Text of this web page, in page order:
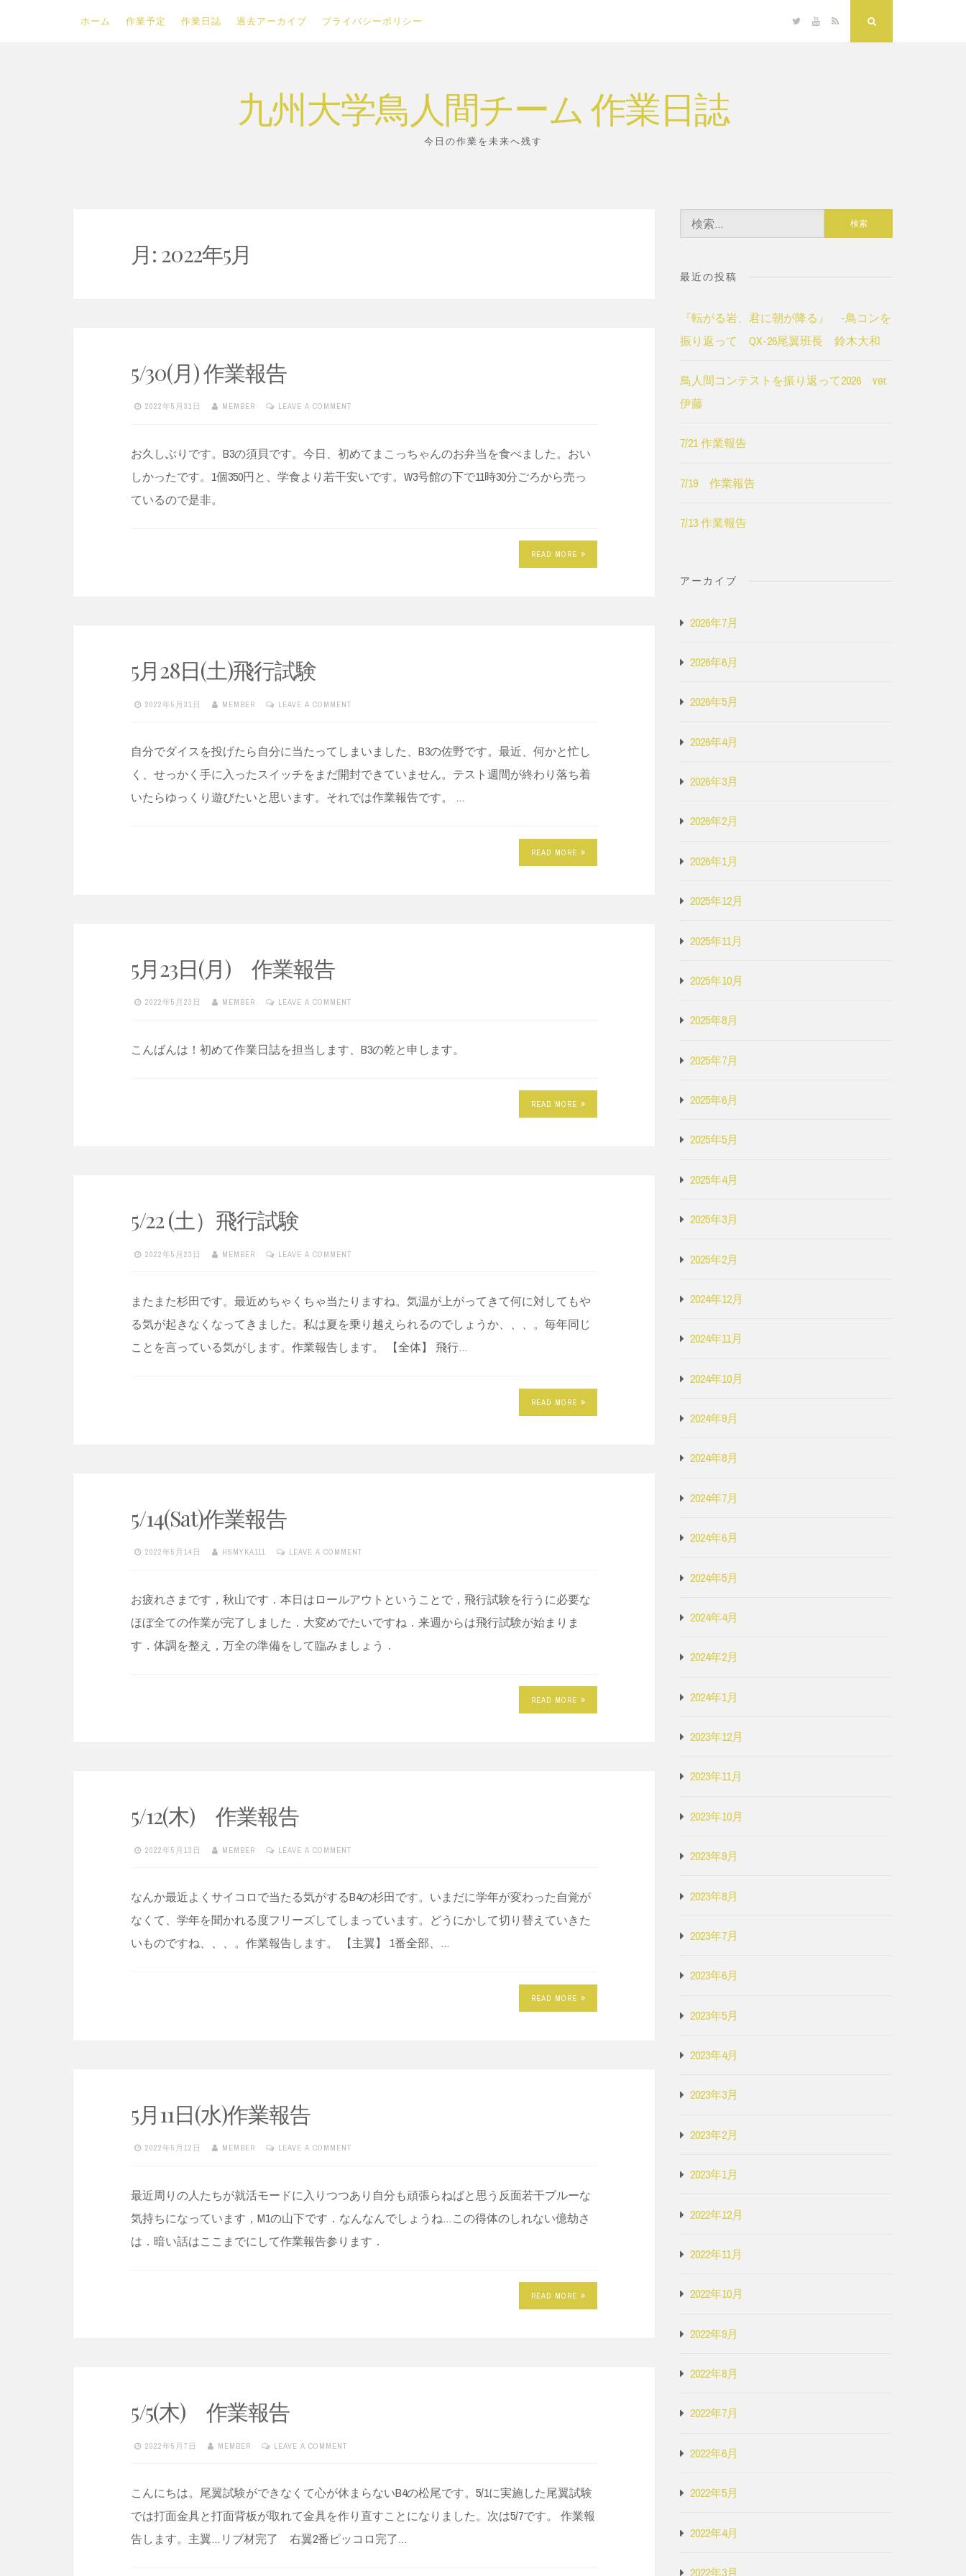
ホーム 作業予定 作業日誌 過去アーカイブ プライバシーポリシー TwitterYouTube
RSS
九州大学鳥人間チーム 作業日誌
今日の作業を未来へ残す
月: 2022年5月
5/30(月) 作業報告
2022年5月31日 MEMBER LEAVE A COMMENT
お久しぶりです。B3の須貝です。今日、初めてまこっちゃんのお弁当を食べました。おい
しかったです。1個350円と、学食より若干安いです。W3号館の下で11時30分ごろから売っ
ているので是非。
READ MORE
5月28日(土)飛行試験
2022年5月31日 MEMBER LEAVE A COMMENT
自分でダイスを投げたら自分に当たってしまいました、B3の佐野です。最近、何かと忙し
く、せっかく手に入ったスイッチをまだ開封できていません。テスト週間が終わり落ち着
いたらゆっくり遊びたいと思います。それでは作業報告です。 …
READ MORE
5月23日(月) 作業報告
2022年5月23日 MEMBER LEAVE A COMMENT
こんばんは！初めて作業日誌を担当します、B3の乾と申します。
READ MORE
5/22 (土）飛行試験
2022年5月23日 MEMBER LEAVE A COMMENT
またまた杉田です。最近めちゃくちゃ当たりますね。気温が上がってきて何に対してもや
る気が起きなくなってきました。私は夏を乗り越えられるのでしょうか、、、。毎年同じ
ことを言っている気がします。作業報告します。 【全体】 飛行…
READ MORE
5/14(Sat)作業報告
2022年5月14日 HSMYKA111 LEAVE A COMMENT
お疲れさまです，秋山です．本日はロールアウトということで，飛行試験を行うに必要な
ほぼ全ての作業が完了しました．大変めでたいですね．来週からは飛行試験が始まりま
す．体調を整え，万全の準備をして臨みましょう．
READ MORE
5/12(木) 作業報告
2022年5月13日 MEMBER LEAVE A COMMENT
なんか最近よくサイコロで当たる気がするB4の杉田です。いまだに学年が変わった自覚が
なくて、学年を聞かれる度フリーズしてしまっています。どうにかして切り替えていきた
いものですね、、、。作業報告します。 【主翼】 1番全部、…
READ MORE
5月11日(水)作業報告
2022年5月12日 MEMBER LEAVE A COMMENT
最近周りの人たちが就活モードに入りつつあり自分も頑張らねばと思う反面若干ブルーな
気持ちになっています，M1の山下です．なんなんでしょうね…この得体のしれない億劫さ
は．暗い話はここまでにして作業報告参ります．
READ MORE
5/5(木) 作業報告
2022年5月7日 MEMBER LEAVE A COMMENT
こんにちは。尾翼試験ができなくて心が休まらないB4の松尾です。5/1に実施した尾翼試験
では打面金具と打面背板が取れて金具を作り直すことになりました。次は5/7です。 作業報
告します。主翼…リブ材完了 右翼2番ピッコロ完了…
索:
最近の投稿
『転がる岩、君に朝が降る』 -鳥コンを
振り返って QX-26尾翼班長 鈴木大和
鳥人間コンテストを振り返って2026 ver.
伊藤
7/21 作業報告
7/19 作業報告
7/13 作業報告
アーカイブ
2026年7月
2026年6月
2026年5月
2026年4月
2026年3月
2026年2月
2026年1月
2025年12月
2025年11月
2025年10月
2025年8月
2025年7月
2025年6月
2025年5月
2025年4月
2025年3月
2025年2月
2024年12月
2024年11月
2024年10月
2024年9月
2024年8月
2024年7月
2024年6月
2024年5月
2024年4月
2024年2月
2024年1月
2023年12月
2023年11月
2023年10月
2023年9月
2023年8月
2023年7月
2023年6月
2023年5月
2023年4月
2023年3月
2023年2月
2023年1月
2022年12月
2022年11月
2022年10月
2022年9月
2022年8月
2022年7月
2022年6月
2022年5月
2022年4月
2022年3月